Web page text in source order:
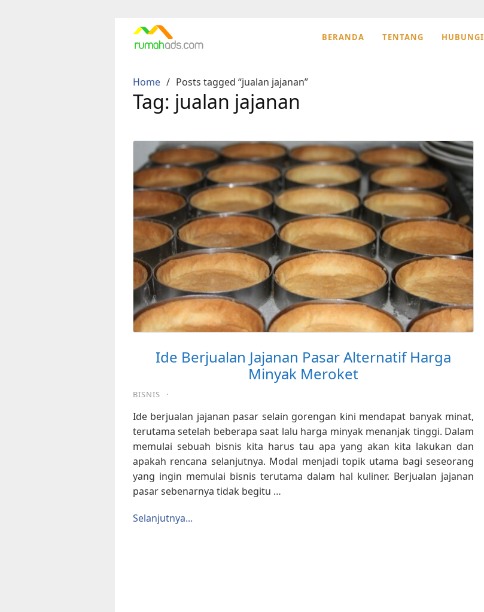
BERANDA TENTANG HUBUNGI
Home Posts tagged “jualan jajanan”
Tag: jualan jajanan
Ide Berjualan Jajanan Pasar Alternatif Harga
Minyak Meroket
BISNIS ·
Ide berjualan jajanan pasar selain gorengan kini mendapat banyak minat,
terutama setelah beberapa saat lalu harga minyak menanjak tinggi. Dalam
memulai sebuah bisnis kita harus tau apa yang akan kita lakukan dan
apakah rencana selanjutnya. Modal menjadi topik utama bagi seseorang
yang ingin memulai bisnis terutama dalam hal kuliner. Berjualan jajanan
pasar sebenarnya tidak begitu …
Selanjutnya...